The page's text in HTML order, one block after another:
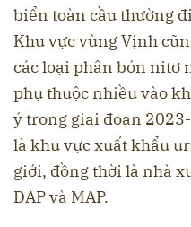
biển toàn cầu thường
Khu vực vùng Vịnh
các loại phân bón nitơ
phụ thuộc nhiều vào
ý trong giai đoạn
là khu vực xuất khẩu
giới, đồng thời là nhà
DAP và MAP.